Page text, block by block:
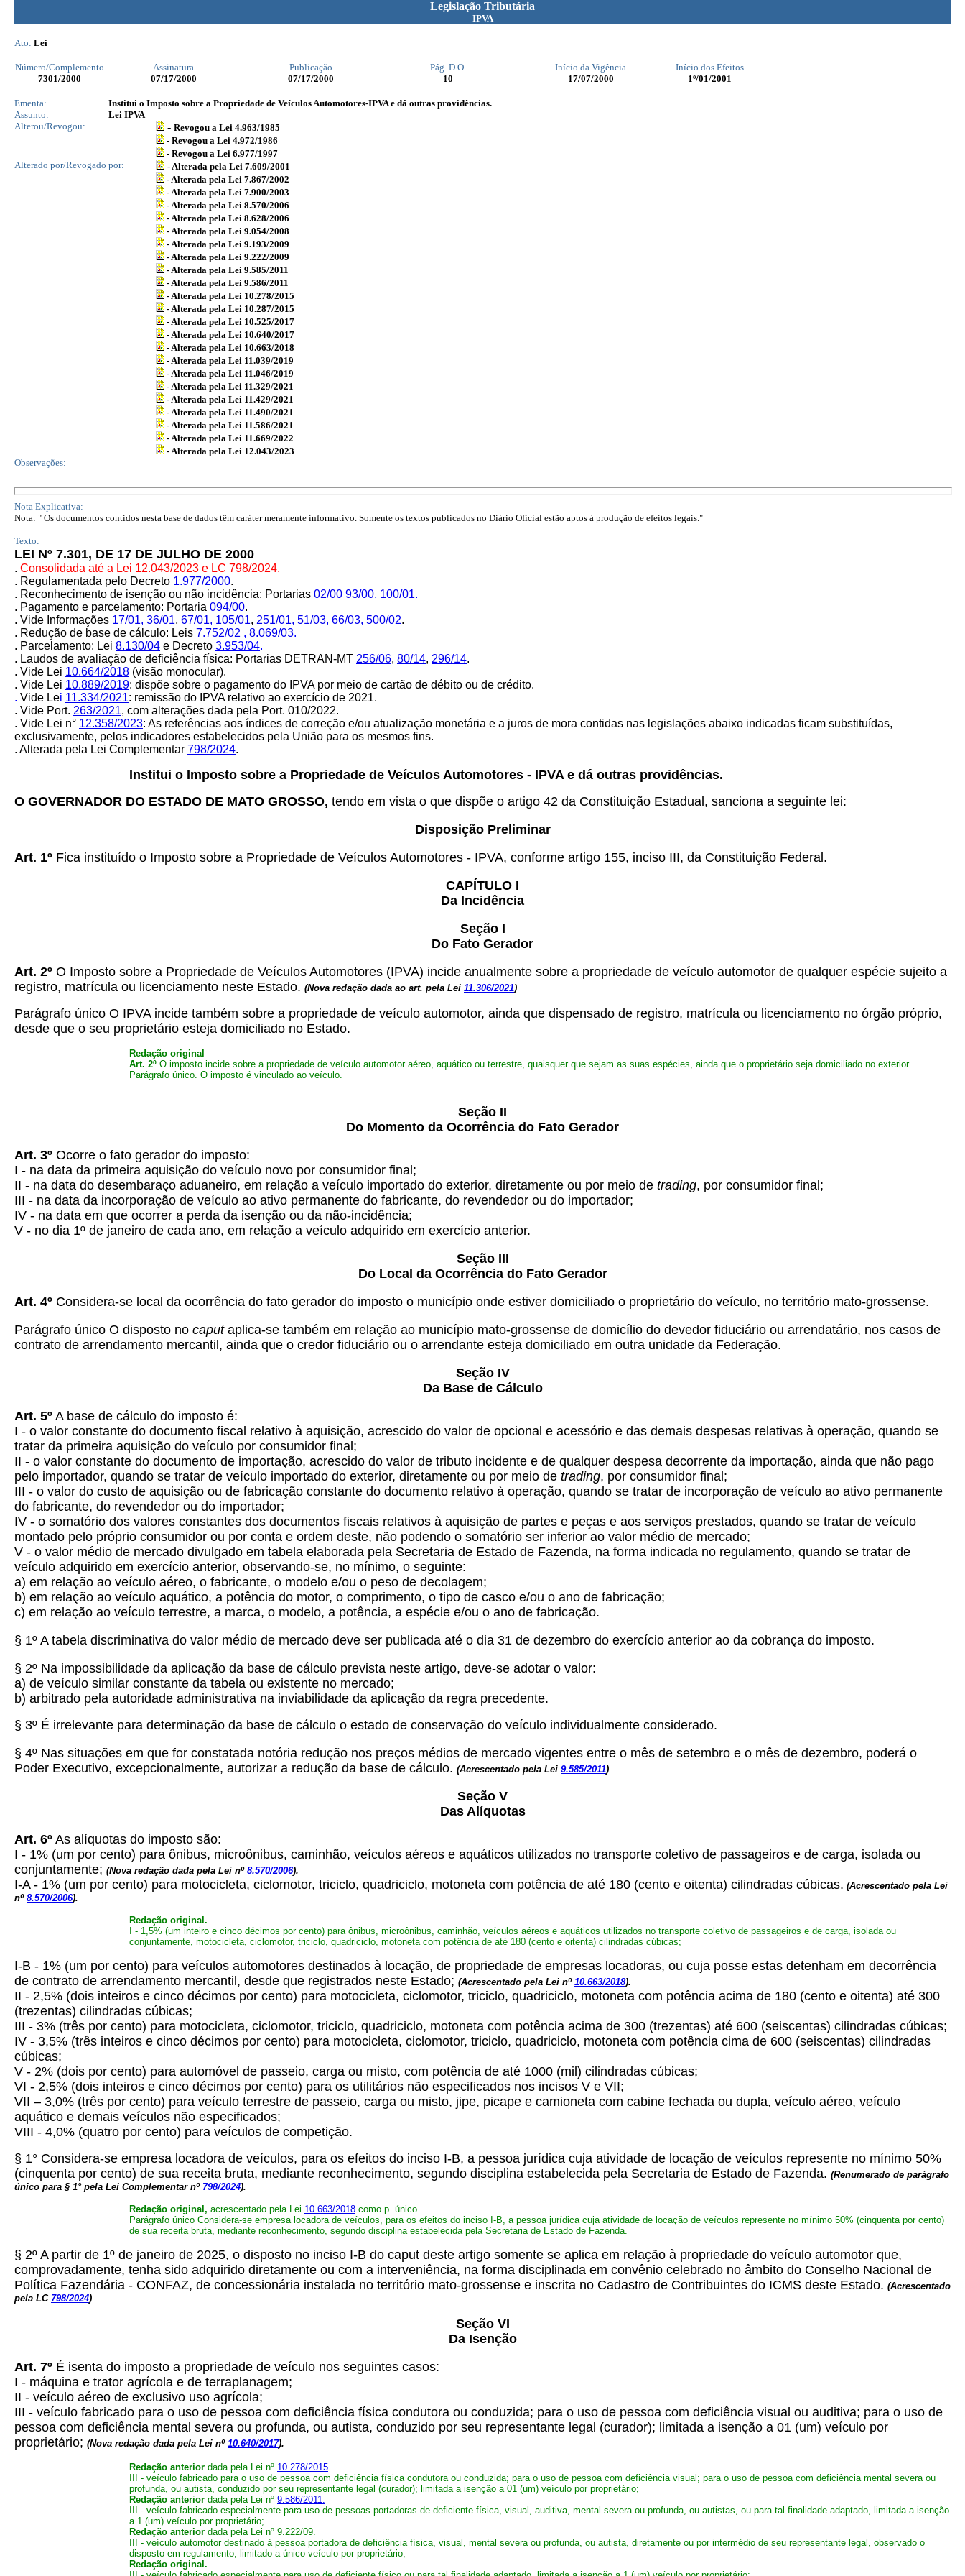
Legislação Tributária
IPVA
Ato: Lei
Número/Complemento Assinatura Publicação Pág. D.O. Início da Vigência
Início dos Efeitos
7301/2000 07/17/2000 07/17/2000 10 17/07/2000 1º/01/2001
Ementa:
Institui o Imposto sobre a Propriedade de Veículos Automotores-IPVA e dá outras providências.
Assunto:
Lei IPVA
Alterou/Revogou:
- Revogou a Lei 4.963/1985
- Revogou a Lei 4.972/1986
- Revogou a Lei 6.977/1997
Alterado por/Revogado por:
- Alterada pela Lei 7.609/2001
- Alterada pela Lei 7.867/2002
-Alterada pela Lei 7.900/2003
- Alterada pela Lei 8.570/2006
- Alterada pela Lei 8.628/2006
- Alterada pela Lei 9.054/2008
- Alterada pela Lei 9.193/2009
- Alterada pela Lei 9.222/2009
- Alterada pela Lei 9.585/2011
- Alterada pela Lei 9.586/2011
- Alterada pela Lei 10.278/2015
- Alterada pela Lei 10.287/2015
- Alterada pela Lei 10.525/2017
- Alterada pela Lei 10.640/2017
- Alterada pela Lei 10.663/2018
- Alterada pela Lei 11.039/2019
- Alterada pela Lei 11.046/2019
- Alterada pela Lei 11.329/2021
- Alterada pela Lei 11.429/2021
- Alterada pela Lei 11.490/2021
- Alterada pela Lei 11.586/2021
- Alterada pela Lei 11.669/2022
- Alterada pela Lei 12.043/2023
Observações:
Nota Explicativa:
Nota: " Os documentos contidos nesta base de dados têm caráter meramente informativo. Somente os textos publicados no Diário Oficial estão aptos à produção de efeitos legais."
Texto:
LEI Nº 7.301, DE 17 DE JULHO DE 2000
. Consolidada até a Lei 12.043/2023 e LC 798/2024.
. Regulamentada pelo Decreto 1.977/2000.
. Reconhecimento de isenção ou não incidência: Portarias 02/00 93/00, 100/01.
. Pagamento e parcelamento: Portaria 094/00.
. Vide Informações 17/01, 36/01, 67/01, 105/01, 251/01, 51/03, 66/03, 500/02.
. Redução de base de cálculo: Leis 7.752/02 , 8.069/03.
. Parcelamento: Lei 8.130/04 e Decreto 3.953/04.
. Laudos de avaliação de deficiência física: Portarias DETRAN-MT 256/06, 80/14, 296/14.
. Vide Lei 10.664/2018 (visão monocular).
. Vide Lei 10.889/2019: dispõe sobre o pagamento do IPVA por meio de cartão de débito ou de crédito.
. Vide Lei 11.334/2021: remissão do IPVA relativo ao exercício de 2021.
. Vide Port. 263/2021, com alterações dada pela Port. 010/2022.
. Vide Lei n° 12.358/2023: As referências aos índices de correção e/ou atualização monetária e a juros de mora contidas nas legislações abaixo indicadas ficam substituídas,
exclusivamente, pelos indicadores estabelecidos pela União para os mesmos fins.
. Alterada pela Lei Complementar 798/2024.
Institui o Imposto sobre a Propriedade de Veículos Automotores - IPVA e dá outras providências.
O GOVERNADOR DO ESTADO DE MATO GROSSO, tendo em vista o que dispõe o artigo 42 da Constituição Estadual, sanciona a seguinte lei:
Disposição Preliminar
Art. 1º Fica instituído o Imposto sobre a Propriedade de Veículos Automotores - IPVA, conforme artigo 155, inciso III, da Constituição Federal.
CAPÍTULO I
Da Incidência
Seção I
Do Fato Gerador
Art. 2º O Imposto sobre a Propriedade de Veículos Automotores (IPVA) incide anualmente sobre a propriedade de veículo automotor de qualquer espécie sujeito a
registro, matrícula ou licenciamento neste Estado. (Nova redação dada ao art. pela Lei 11.306/2021)
Parágrafo único O IPVA incide também sobre a propriedade de veículo automotor, ainda que dispensado de registro, matrícula ou licenciamento no órgão próprio,
desde que o seu proprietário esteja domiciliado no Estado.
Redação original
Art. 2º O imposto incide sobre a propriedade de veículo automotor aéreo, aquático ou terrestre, quaisquer que sejam as suas espécies, ainda que o proprietário seja domiciliado no exterior.
Parágrafo único. O imposto é vinculado ao veículo.
Seção II
Do Momento da Ocorrência do Fato Gerador
Art. 3º Ocorre o fato gerador do imposto:
I - na data da primeira aquisição do veículo novo por consumidor final;
II - na data do desembaraço aduaneiro, em relação a veículo importado do exterior, diretamente ou por meio de trading, por consumidor final;
III - na data da incorporação de veículo ao ativo permanente do fabricante, do revendedor ou do importador;
IV - na data em que ocorrer a perda da isenção ou da não-incidência;
V - no dia 1º de janeiro de cada ano, em relação a veículo adquirido em exercício anterior.
Seção III
Do Local da Ocorrência do Fato Gerador
Art. 4º Considera-se local da ocorrência do fato gerador do imposto o município onde estiver domiciliado o proprietário do veículo, no território mato-grossense.
Parágrafo único O disposto no caput aplica-se também em relação ao município mato-grossense de domicílio do devedor fiduciário ou arrendatário, nos casos de
contrato de arrendamento mercantil, ainda que o credor fiduciário ou o arrendante esteja domiciliado em outra unidade da Federação.
Seção IV
Da Base de Cálculo
Art. 5º A base de cálculo do imposto é:
I - o valor constante do documento fiscal relativo à aquisição, acrescido do valor de opcional e acessório e das demais despesas relativas à operação, quando se
tratar da primeira aquisição do veículo por consumidor final;
II - o valor constante do documento de importação, acrescido do valor de tributo incidente e de qualquer despesa decorrente da importação, ainda que não pago
pelo importador, quando se tratar de veículo importado do exterior, diretamente ou por meio de trading, por consumidor final;
III - o valor do custo de aquisição ou de fabricação constante do documento relativo à operação, quando se tratar de incorporação de veículo ao ativo permanente
do fabricante, do revendedor ou do importador;
IV - o somatório dos valores constantes dos documentos fiscais relativos à aquisição de partes e peças e aos serviços prestados, quando se tratar de veículo
montado pelo próprio consumidor ou por conta e ordem deste, não podendo o somatório ser inferior ao valor médio de mercado;
V - o valor médio de mercado divulgado em tabela elaborada pela Secretaria de Estado de Fazenda, na forma indicada no regulamento, quando se tratar de
veículo adquirido em exercício anterior, observando-se, no mínimo, o seguinte:
a) em relação ao veículo aéreo, o fabricante, o modelo e/ou o peso de decolagem;
b) em relação ao veículo aquático, a potência do motor, o comprimento, o tipo de casco e/ou o ano de fabricação;
c) em relação ao veículo terrestre, a marca, o modelo, a potência, a espécie e/ou o ano de fabricação.
§ 1º A tabela discriminativa do valor médio de mercado deve ser publicada até o dia 31 de dezembro do exercício anterior ao da cobrança do imposto.
§ 2º Na impossibilidade da aplicação da base de cálculo prevista neste artigo, deve-se adotar o valor:
a) de veículo similar constante da tabela ou existente no mercado;
b) arbitrado pela autoridade administrativa na inviabilidade da aplicação da regra precedente.
§ 3º É irrelevante para determinação da base de cálculo o estado de conservação do veículo individualmente considerado.
§ 4º Nas situações em que for constatada notória redução nos preços médios de mercado vigentes entre o mês de setembro e o mês de dezembro, poderá o
Poder Executivo, excepcionalmente, autorizar a redução da base de cálculo. (Acrescentado pela Lei 9.585/2011)
Seção V
Das Alíquotas
Art. 6º As alíquotas do imposto são:
I - 1% (um por cento) para ônibus, microônibus, caminhão, veículos aéreos e aquáticos utilizados no transporte coletivo de passageiros e de carga, isolada ou
conjuntamente; (Nova redação dada pela Lei nº 8.570/2006).
I-A - 1% (um por cento) para motocicleta, ciclomotor, triciclo, quadriciclo, motoneta com potência de até 180 (cento e oitenta) cilindradas cúbicas. (Acrescentado pela Lei
nº 8.570/2006).
Redação original.
I - 1,5% (um inteiro e cinco décimos por cento) para ônibus, microônibus, caminhão, veículos aéreos e aquáticos utilizados no transporte coletivo de passageiros e de carga, isolada ou
conjuntamente, motocicleta, ciclomotor, triciclo, quadriciclo, motoneta com potência de até 180 (cento e oitenta) cilindradas cúbicas;
I-B - 1% (um por cento) para veículos automotores destinados à locação, de propriedade de empresas locadoras, ou cuja posse estas detenham em decorrência
de contrato de arrendamento mercantil, desde que registrados neste Estado; (Acrescentado pela Lei nº 10.663/2018).
II - 2,5% (dois inteiros e cinco décimos por cento) para motocicleta, ciclomotor, triciclo, quadriciclo, motoneta com potência acima de 180 (cento e oitenta) até 300
(trezentas) cilindradas cúbicas;
III - 3% (três por cento) para motocicleta, ciclomotor, triciclo, quadriciclo, motoneta com potência acima de 300 (trezentas) até 600 (seiscentas) cilindradas cúbicas;
IV - 3,5% (três inteiros e cinco décimos por cento) para motocicleta, ciclomotor, triciclo, quadriciclo, motoneta com potência cima de 600 (seiscentas) cilindradas
cúbicas;
V - 2% (dois por cento) para automóvel de passeio, carga ou misto, com potência de até 1000 (mil) cilindradas cúbicas;
VI - 2,5% (dois inteiros e cinco décimos por cento) para os utilitários não especificados nos incisos V e VII;
VII – 3,0% (três por cento) para veículo terrestre de passeio, carga ou misto, jipe, picape e camioneta com cabine fechada ou dupla, veículo aéreo, veículo
aquático e demais veículos não especificados;
VIII - 4,0% (quatro por cento) para veículos de competição.
§ 1° Considera-se empresa locadora de veículos, para os efeitos do inciso I-B, a pessoa jurídica cuja atividade de locação de veículos represente no mínimo 50%
(cinquenta por cento) de sua receita bruta, mediante reconhecimento, segundo disciplina estabelecida pela Secretaria de Estado de Fazenda. (Renumerado de parágrafo
único para § 1° pela Lei Complementar nº 798/2024).
Redação original, acrescentado pela Lei 10.663/2018 como p. único.
Parágrafo único Considera-se empresa locadora de veículos, para os efeitos do inciso I-B, a pessoa jurídica cuja atividade de locação de veículos represente no mínimo 50% (cinquenta por cento)
de sua receita bruta, mediante reconhecimento, segundo disciplina estabelecida pela Secretaria de Estado de Fazenda.
§ 2º A partir de 1º de janeiro de 2025, o disposto no inciso I-B do caput deste artigo somente se aplica em relação à propriedade do veículo automotor que,
comprovadamente, tenha sido adquirido diretamente ou com a interveniência, na forma disciplinada em convênio celebrado no âmbito do Conselho Nacional de
Política Fazendária - CONFAZ, de concessionária instalada no território mato-grossense e inscrita no Cadastro de Contribuintes do ICMS deste Estado. (Acrescentado
pela LC 798/2024)
Seção VI
Da Isenção
Art. 7º É isenta do imposto a propriedade de veículo nos seguintes casos:
I - máquina e trator agrícola e de terraplanagem;
II - veículo aéreo de exclusivo uso agrícola;
III - veículo fabricado para o uso de pessoa com deficiência física condutora ou conduzida; para o uso de pessoa com deficiência visual ou auditiva; para o uso de
pessoa com deficiência mental severa ou profunda, ou autista, conduzido por seu representante legal (curador); limitada a isenção a 01 (um) veículo por
proprietário; (Nova redação dada pela Lei nº 10.640/2017).
Redação anterior dada pela Lei nº 10.278/2015.
III - veículo fabricado para o uso de pessoa com deficiência física condutora ou conduzida; para o uso de pessoa com deficiência visual; para o uso de pessoa com deficiência mental severa ou
profunda, ou autista, conduzido por seu representante legal (curador); limitada a isenção a 01 (um) veículo por proprietário;
Redação anterior dada pela Lei nº 9.586/2011.
III - veículo fabricado especialmente para uso de pessoas portadoras de deficiente física, visual, auditiva, mental severa ou profunda, ou autistas, ou para tal finalidade adaptado, limitada a isenção
a 1 (um) veículo por proprietário;
Redação anterior dada pela Lei nº 9.222/09.
III - veículo automotor destinado à pessoa portadora de deficiência física, visual, mental severa ou profunda, ou autista, diretamente ou por intermédio de seu representante legal, observado o
disposto em regulamento, limitado a único veículo por proprietário;
Redação original.